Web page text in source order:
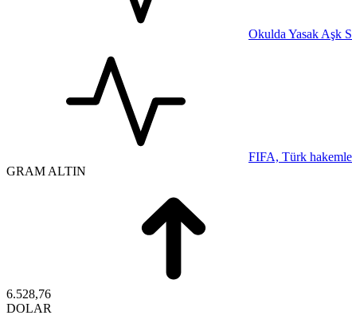
Okulda Yasak Aşk
FIFA, Türk
GRAM ALTIN
6.528,76
DOLAR